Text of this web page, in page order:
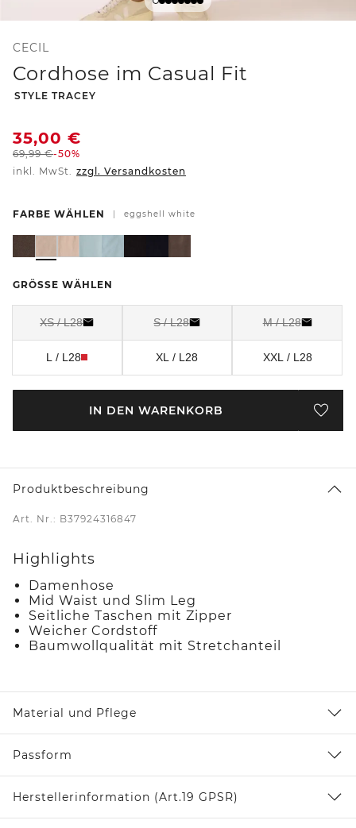
CECIL
Cordhose im Casual Fit
-
STYLE TRACEY
35,00 €
69,99€-50%
inkl. MwSt. zzgl. Versandkosten
FARBE WÄHLEN eggshell white
GRÖSSE WÄHLEN
XS / L28 S / L28 M / L28
L / L28 XL / L28 XXL / L28
IN DEN WARENKORB
Produktbeschreibung
Art. Nr.: B37924316847
Highlights
Damenhose
Mid Waist und Slim Leg
Seitliche Taschen mit Zipper
Weicher Cordstoff
Baumwollqualität mit Stretchanteil
Material und Pflege
Passform
Herstellerinformation (Art.19 GPSR)